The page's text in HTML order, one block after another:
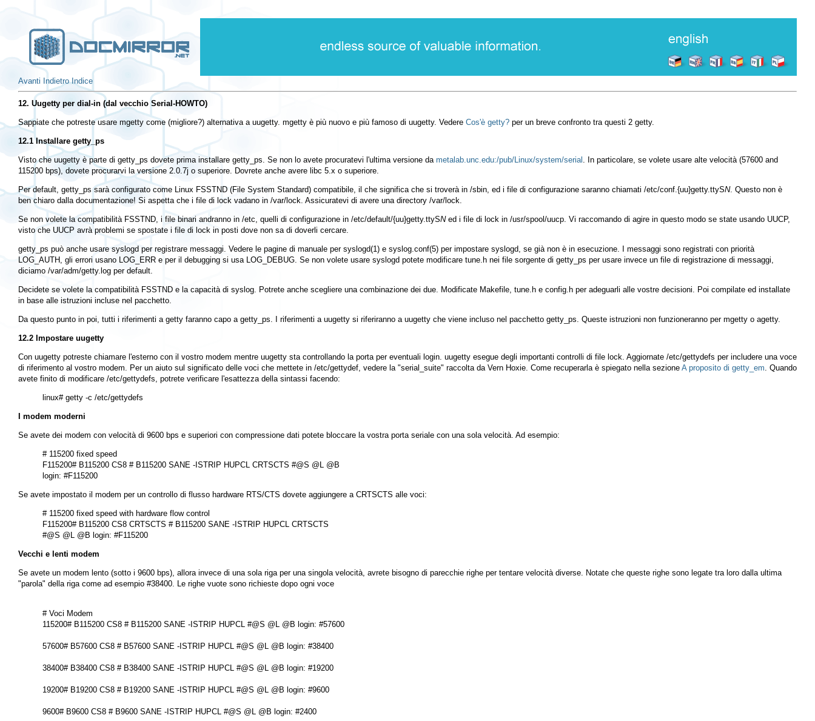
Avanti Indietro Indice
12. Uugetty per dial-in (dal vecchio Serial-HOWTO)
Sappiate che potreste usare mgetty come (migliore?) alternativa a uugetty. mgetty è più nuovo e più famoso di uugetty. Vedere Cos'è getty? per un breve confronto tra questi 2 getty.
12.1 Installare getty_ps
Visto che uugetty è parte di getty_ps dovete prima installare getty_ps. Se non lo avete procuratevi l'ultima versione da metalab.unc.edu:/pub/Linux/system/serial . In particolare, se volete usare alte velocità (57600 and
115200 bps), dovete procurarvi la versione 2.0.7j o superiore. Dovrete anche avere libc 5.x o superiore.
Per default, getty_pssarà configurato come Linux FSSTND (File System Standard) compatibile, il che significa che si troverà in /sbin, ed i file di configurazione saranno chiamati /etc/conf.{uu}getty.ttySN. Questo non è
ben chiaro dalla documentazione! Si aspetta che i file di lock vadano in /var/lock. Assicuratevi di avere una directory /var/lock.
Se non volete la compatibilità FSSTND, i file binari andranno in /etc, quelli di configurazione in /etc/default/{uu}getty.ttySNed i file di lock in /usr/spool/uucp. Vi raccomando di agire in questo modo se state usando UUCP,
visto che UUCP avrà problemi se spostate i file di lock in posti dove non sa di doverli cercare.
getty_ps può anche usare syslogd per registrare messaggi. Vedere le pagine di manuale per syslogd(1) e syslog.conf(5) per impostare syslogd, se già non è in esecuzione. I messaggi sono registrati con priorità
LOG_AUTH, gli errori usano LOG_ERR e per il debugging si usa LOG_DEBUG. Se non volete usare syslogd potete modificare tune.h nei file sorgente di getty_ps per usare invece un file di registrazione di messaggi,
diciamo /var/adm/getty.log per default.
Decidete se volete la compatibilità FSSTND e la capacità di syslog. Potrete anche scegliere una combinazione dei due. Modificate Makefile, tune.h e config.h per adeguarli alle vostre decisioni. Poi compilate ed installate
in base alle istruzioni incluse nel pacchetto.
Da questo punto in poi, tutti i riferimenti a getty faranno capo a getty_ps. I riferimenti a uugetty si riferiranno a uugetty che viene incluso nel pacchetto getty_ps. Queste istruzioni non funzioneranno per mgetty o agetty.
12.2 Impostare uugetty
Con uugetty potreste chiamare l'esterno con il vostro modem mentre uugetty sta controllando la porta per eventuali login. uugetty esegue degli importanti controlli di file lock. Aggiornate /etc/gettydefs per includere una voce
di riferimento al vostro modem. Per un aiuto sul significato delle voci che mettete in /etc/gettydef, vedere la "serial_suite" raccolta da Vern Hoxie. Come recuperarla è spiegato nella sezione A proposito di getty_em. Quando
avete finito di modificare /etc/gettydefs, potrete verificare l'esattezza della sintassi facendo:
I modem moderni
Se avete dei modem con velocità di 9600 bps e superiori con compressione dati potete bloccare la vostra porta seriale con una sola velocità. Ad esempio:
# 115200 fixed speed
F115200# B115200 CS8 # B115200 SANE -ISTRIP HUPCL CRTSCTS #@S @L @B
Se avete impostato il modem per un controllo di flusso hardware RTS/CTS dovete aggiungere a CRTSCTS alle voci:
# 115200 fixed speed with hardware flow control
F115200# B115200 CS8 CRTSCTS # B115200 SANE -ISTRIP HUPCL CRTSCTS
Vecchi e lenti modem
Se avete un modem lento (sotto i 9600 bps), allora invece di una sola riga per una singola velocità, avrete bisogno di parecchie righe per tentare velocità diverse. Notate che queste righe sono legate tra loro dalla ultima
"parola" della riga come ad esempio #38400. Le righe vuote sono richieste dopo ogni voce
# Voci Modem
115200# B115200 CS8 # B115200 SANE -ISTRIP HUPCL #@S @L @B login: #57600
57600# B57600 CS8 # B57600 SANE -ISTRIP HUPCL #@S @L @B login: #38400
38400# B38400 CS8 # B38400 SANE -ISTRIP HUPCL #@S @L @B login: #19200
19200# B19200 CS8 # B19200 SANE -ISTRIP HUPCL #@S @L @B login: #9600
9600# B9600 CS8 # B9600 SANE -ISTRIP HUPCL #@S @L @B login: #2400